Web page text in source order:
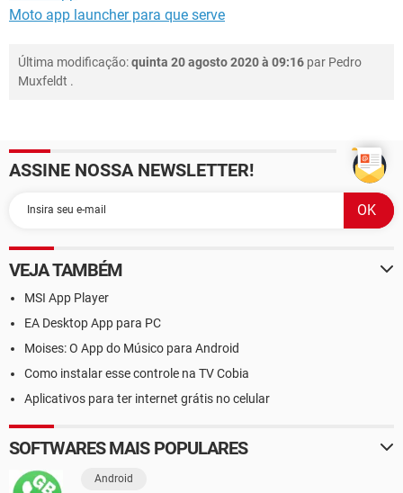
Moto app launcher para que serve
Última modificação:quinta 20 agosto 2020 à 09:16 par Pedro
Muxfeldt .
ASSINE NOSSA NEWSLETTER!
VEJA TAMBÉM
MSI App Player
EA Desktop App para PC
Moises: O App do Músico para Android
Como instalar esse controle na TV Cobia
Aplicativos para ter internet grátis no celular
SOFTWARES MAIS POPULARES
Android